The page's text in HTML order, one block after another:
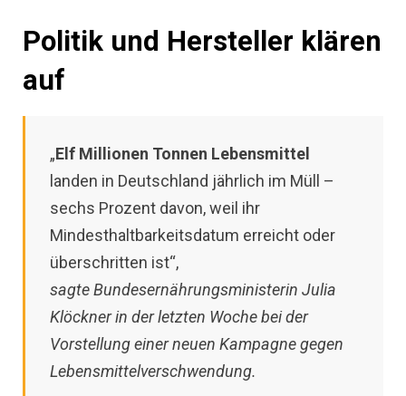
Politik und Hersteller klären
auf
„Elf Millionen Tonnen Lebensmittel
landen in Deutschland jährlich im Müll –
sechs Prozent davon, weil ihr
Mindesthaltbarkeitsdatum erreicht oder
überschritten ist“,
sagte Bundesernährungsministerin Julia
Klöckner in der letzten Woche bei der
Vorstellung einer neuen Kampagne gegen
Lebensmittelverschwendung.